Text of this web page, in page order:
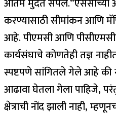
अंतिम मुदत संपेल.“एससीच्या
करण्यासाठी सीमांकन आणि
आहे. पीएमसी आणि
कार्यसंघाचे कोणतेही तज्ञ
स्पष्टपणे सांगितले गेले आहे की
आढावा घेतला गेला पाहिजे,
क्षेत्राची नोंद झाली नाही,